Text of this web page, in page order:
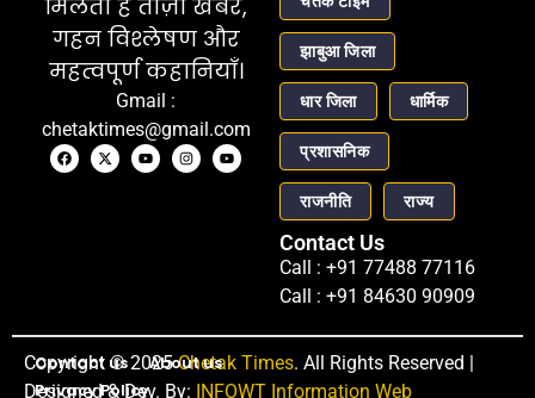
मिलती हैं ताज़ा खबरें,
गहन विश्लेषण और
महत्वपूर्ण कहानियाँ।
Gmail :
chetaktimes@gmail.com
झाबुआ जिला
धार जिला धार्मिक
प्रशासनिक
राजनीति राज्य
Contact Us
Call : +91 77488 77116
Call : +91 84630 90909
Contact us
About us
Privacy Policy
Copyright © 2025Chetak Times. All Rights Reserved |
Designed & Dev. By: INFOWT Information Web